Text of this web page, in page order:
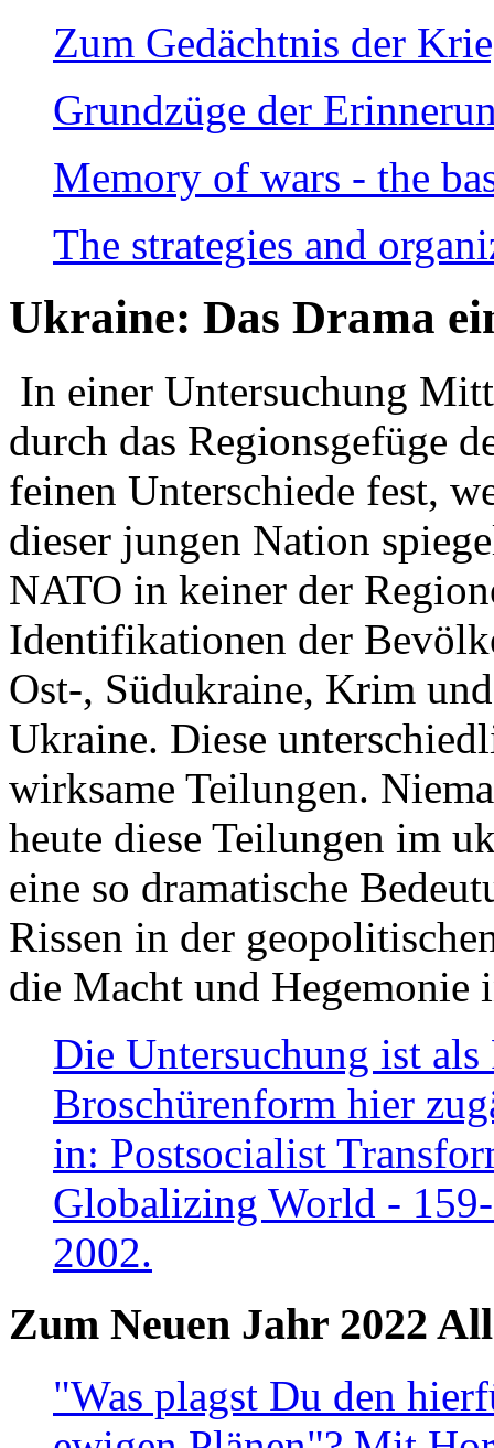
Zum Gedächtnis der
Grundzüge der
Memory of wars - the
The strategies and
Ukraine: Das Drama
In einer Untersuchung
durch das Regionsgefüge
feinen Unterschiede fest,
dieser jungen Nation
NATO in keiner der
Identifikationen der
Ost-, Südukraine, Krim
Ukraine. Diese
wirksame Teilungen.
heute diese Teilungen im
eine so dramatische
Rissen in der
die Macht und Hegemonie
Die Untersuchung ist
Broschürenform hier
in: Postsocialist
Globalizing World -
2002.
Zum Neuen Jahr 2022
"Was plagst Du den